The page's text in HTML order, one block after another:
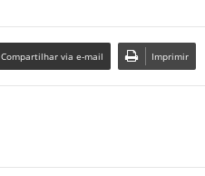
Compartilhar via e-mail Imprimir